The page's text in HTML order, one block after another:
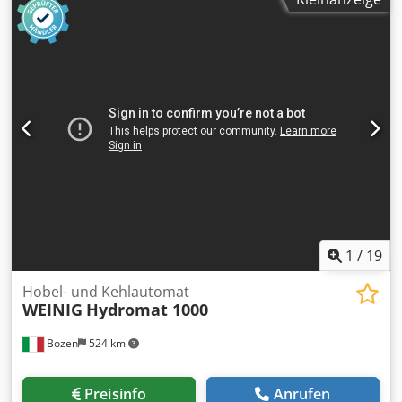
Bohraggregat Maximale Länge: 2500 mm
1 / 19
Bozen 524 km
Hobel- und Kehlautomat
WEINIG Hydromat 1000
Preisinfo Anrufen